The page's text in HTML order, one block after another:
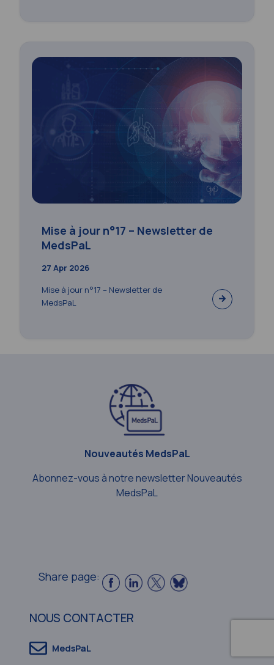
Mise à jour n°17 – Newsletter de
MedsPaL
27 Apr 2026
Mise à jour n°17 – Newsletter de
MedsPaL
Nouveautés MedsPaL
Abonnez-vous à notre newsletter Nouveautés
MedsPaL
Share page:
NOUS CONTACTER
MedsPaL